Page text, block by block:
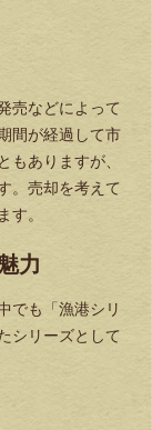
売などによって
間が経過して市
もありますが、
。売却を考えて
す。
力
でも「漁港シリ
シリーズとして